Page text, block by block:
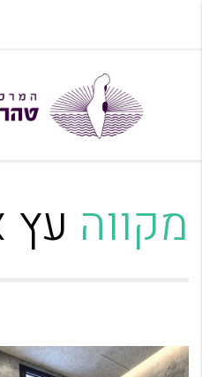
מקווה עץ